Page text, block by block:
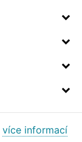
více informací